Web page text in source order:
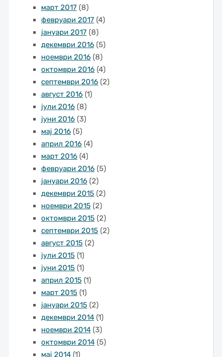
март 2017(8)
февруари 2017(4)
јануари 2017(8)
декември 2016(5)
ноември 2016(8)
октомври 2016(4)
септември 2016(2)
август 2016(1)
јули 2016(8)
јуни 2016(3)
мај 2016(5)
април 2016(4)
март 2016(4)
февруари 2016(5)
јануари 2016(2)
декември 2015(2)
ноември 2015(2)
октомври 2015(2)
септември 2015(2)
август 2015(2)
јули 2015(1)
јуни 2015(1)
април 2015(1)
март 2015(1)
јануари 2015(2)
декември 2014(1)
ноември 2014(3)
октомври 2014(5)
мај 2014(1)